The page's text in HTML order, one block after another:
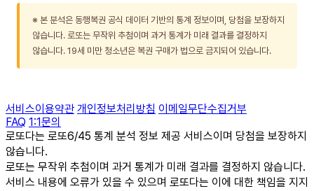
※ 본 분석은 동행복권 공식 데이터 기반의 통계 정보이며, 당첨을 보장하지
않습니다. 로또는 무작위 추첨이며 과거 통계가 미래 결과를 결정하지
않습니다. 19세 미만 청소년은 복권 구매가 법으로 금지되어 있습니다.
서비스이용약관 개인정보처리방침 이메일무단수집거부
FAQ 1:1문의
로또다는 로또6/45 통계 분석 정보 제공 서비스이며 당첨을 보장하지
않습니다.
로또는 무작위 추첨이며 과거 통계가 미래 결과를 결정하지 않습니다.
서비스 내용에 오류가 있을 수 있으며 로또다는 이에 대한 책임을 지지